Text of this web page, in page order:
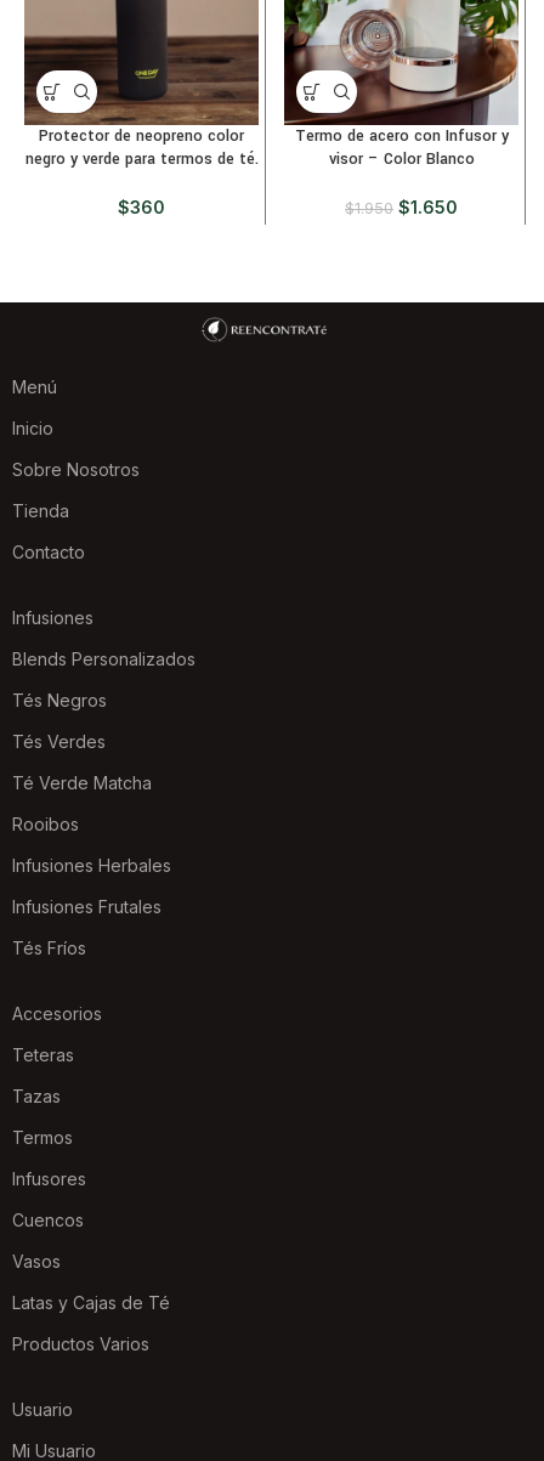
Protector de neopreno color
negro y verde para termos de té.
$360
Termo de acero con Infusor y
visor – Color Blanco
$1.950 $1.650
Menú
Inicio
Sobre Nosotros
Tienda
Contacto
Infusiones
Blends Personalizados
Tés Negros
Tés Verdes
Té Verde Matcha
Rooibos
Infusiones Herbales
Infusiones Frutales
Tés Fríos
Accesorios
Teteras
Tazas
Termos
Infusores
Cuencos
Vasos
Latas y Cajas de Té
Productos Varios
Usuario
Mi Usuario